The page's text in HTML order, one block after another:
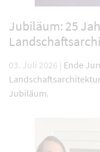
Jubiläum: 25
03. Juli 2026 | Ende
Jubiläum.